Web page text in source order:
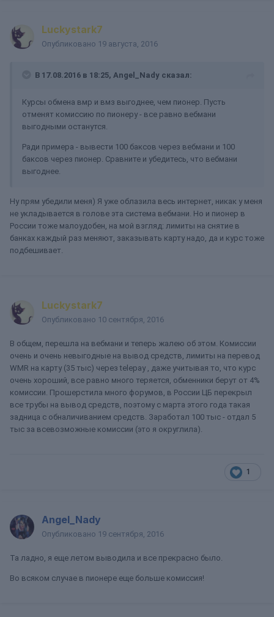
Luckystark7
Опубликовано 19 августа, 2016
В 17.08.2016 в 18:25, Angel_Nady сказал:
Курсы обмена вмр и вмз выгоднее, чем пионер. Пусть
отменят комиссию по пионеру - все равно вебмани
выгодными останутся.
Ради примера - вывести 100 баксов через вебмани и 100
баксов через пионер. Сравните и убедитесь, что вебмани
выгоднее.
Ну прям убедили меня) Я уже облазила весь интернет, никак у меня
не укладывается в голове эта система вебмани. Но и пионер в
России тоже малоудобен, на мой взгляд: лимиты на снятие в
банках каждый раз меняют, заказывать карту надо, да и курс тоже
подбешивает.
Luckystark7
Опубликовано 10 сентября, 2016
В общем, перешла на вебмани и теперь жалею об этом. Комиссии
очень и очень невыгодные на вывод средств, лимиты на перевод
WMR на карту (35 тыс) через telepay , даже учитывая то, что курс
очень хороший, все равно много теряется, обменники берут от 4%
комиссии. Прошерстила много форумов, в России ЦБ перекрыл
все трубы на вывод средств, поэтому с марта этого года такая
задница с обналичиванием средств. Заработал 100 тыс - отдал 5
тыс за всевозможные комиссии (это я округлила).
1
Angel_Nady
Опубликовано 19 сентября, 2016
Та ладно, я еще летом выводила и все прекрасно было.
Во всяком случае в пионере еще больше комиссия!